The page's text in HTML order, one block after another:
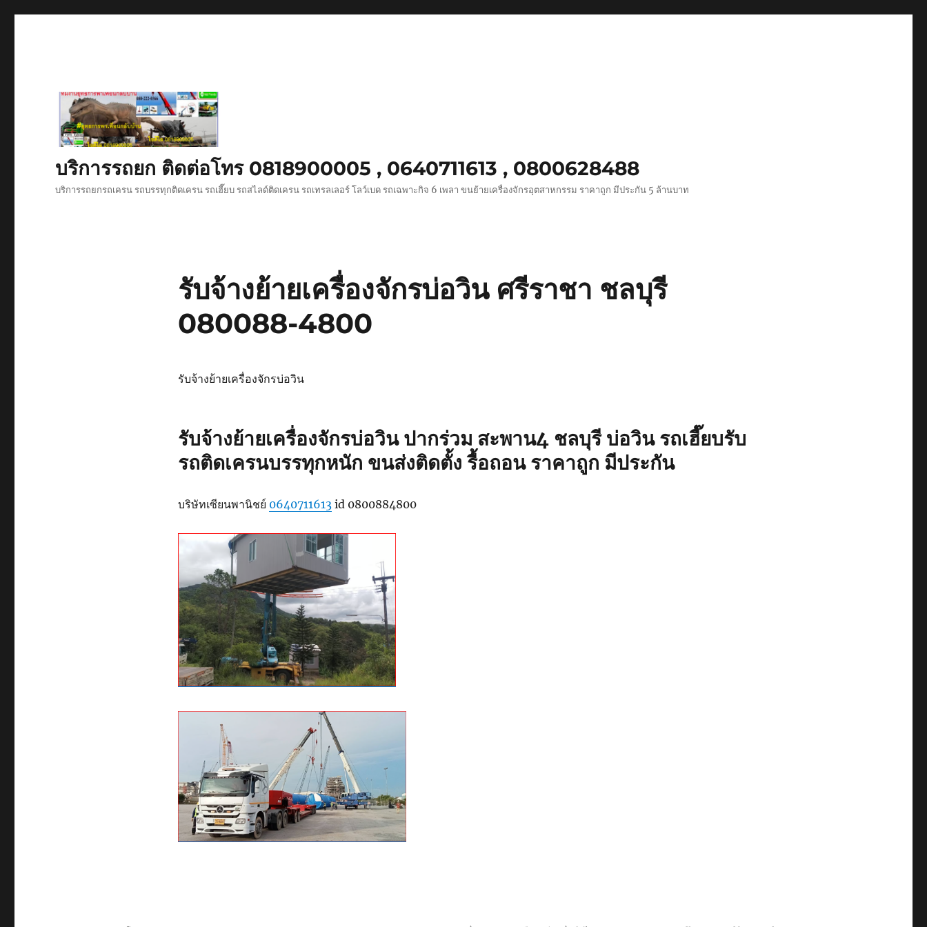
บริการรถยก ติดต่อโทร 0818900005 , 0640711613 , 0800628488
บริการรถยกรถเครน รถบรรทุกติดเครน รถเฮี๊ยบ รถสไลด์ติดเครน รถเทรลเลอร์ โลว์เบด รถเฉพาะกิจ 6 เพลา ขนย้ายเครื่องจักรอุตสาหกรรม ราคาถูก มีประกัน 5 ล้านบาท
รับจ้างย้ายเครื่องจักรบ่อวิน ศรีราชา ชลบุรี
080088-4800
รับจ้างย้ายเครื่องจักรบ่อวิน
รับจ้างย้ายเครื่องจักรบ่อวิน ปากร่วม สะพาน4 ชลบุรี บ่อวิน รถเฮี๊ยบรับ
รถติดเครนบรรทุกหนัก ขนส่งติดตั้ง รื้อถอน ราคาถูก มีประกัน
บริษัทเซียนพานิชย์ 0640711613id 0800884800